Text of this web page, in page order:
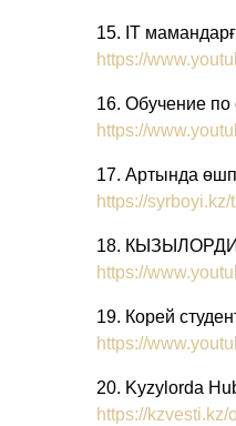
15. IT
https://
16. Обучение по
https://
17. Артында
https://
18.
https://
19. Корей
https://
20. Kyzylorda
https://